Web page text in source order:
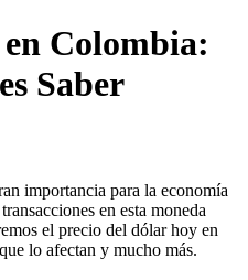
Colombia:
Saber
importancia para la economía
en esta moneda
el precio del dólar hoy en
lo afectan y mucho más.